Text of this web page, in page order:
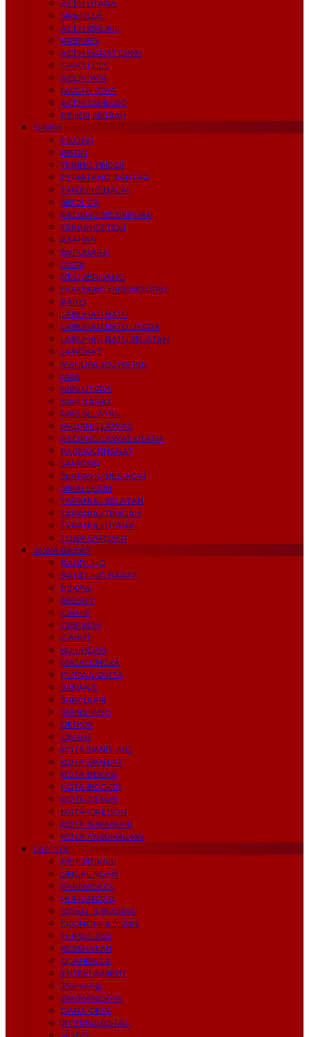
ACEH UTARA
SIMEULUE
ACEH SINGKIL
BIREUEN
ACEH BARAT DAYA
GAYO LUES
ACEH JAYA
NAGAN RAYA
ACEH TAMIANG
BENER MERIAH
SUMUT
MEDAN
BINJAI
TEBING TINGGI
PEMATANG SIANTAR
TANJUNG BALAI
SIBOLGA
PADANG SIDEMPUAN
GUNUNGSITOLI
ASAHAN
BATUBARA
DAIRI
DELI SERDANG
HUMBANG HASUNDUTAN
KARO
LABUHAN BATU
LABUHAN BATU UTARA
LABUHAN BATU SELATAN
LANGKAT
MANDAILING NATAL
NIAS
NIAS UTARA
NIAS BARAT
NIAS SELATAN
PADANG LAWAS
PADANG LAWAS UTARA
PAKPAK BHARAT
SAMOSIR
SERDANG BEDAGAI
SIMALUGUN
TAPANULI SELATAN
TAPANULI TENGAH
TAPANULI UTARA
TOBA SAMOSIR
JAWA BARAT
BANDUNG
BANDUNG BARAT
BEKASI
BOGOR
CIAMIS
CIREBON
GARUT
KUNINGAN
MAJALENGKA
PURWAKARTA
SUBANG
SUKABUMI
SUMEDANG
DEPOK
CIMAHI
KOTA BANDUNG
KOTA BANJAR
KOTA BEKASI
KOTA BOGOR
KOTA CIMAHI
KOTA CIREBON
KOTA SUKABUMI
KOTA TASIKMALAYA
LAINNYA
PENDIDIKAN
LINGKUNGAN
PARIWISATA
HUMANIORA
SOSIAL & BUDAYA
EKONOMI & BISNIS
TEKNOLOGI
KESEHATAN
OLAHRAGA
ENTERTAIMENT
INSPIRASI
WAWANCARA
DANA DESA
INTERNASIONAL